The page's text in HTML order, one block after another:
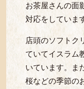
お茶屋さんの面
対応をしていま
店頭のソフトク
ていてイスラム
いています。ま
桜などの季節の